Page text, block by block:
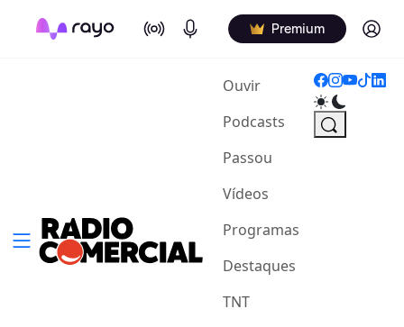
On Air Podcasts Premium Log in
Ouvir(current)
Podcasts
Passou
Vídeos
Programas
Destaques
TNT